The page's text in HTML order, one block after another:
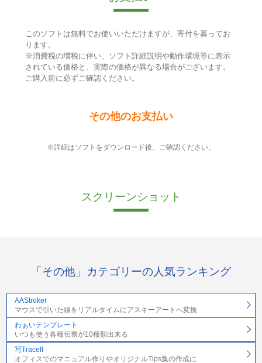
このソフトは無料でお使いいただけますが、寄付を募ってお
ります。
※消費税の増税に伴い、ソフト詳細説明や動作環境等に表示
されている価格と、実際の価格が異なる場合がございます。
ご購入前に必ずご確認ください。
その他のお支払い
※詳細はソフトをダウンロード後、ご確認ください。
スクリーンショット
「その他」カテゴリーの人気ランキング
AAStroker
マウスで引いた線をリアルタイムにアスキーアートへ変換
わぁいテンプレート
いつも使う各種伝票が10種類出来る
写TraceII
オフィスでのマニュアル作りやオリジナルTips集の作成に